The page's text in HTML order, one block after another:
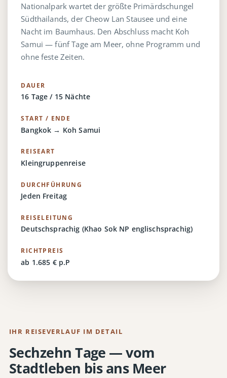
Nationalpark wartet der größte Primärdschungel
Südthailands, der Cheow Lan Stausee und eine
Nacht im Baumhaus. Den Abschluss macht Koh
Samui — fünf Tage am Meer, ohne Programm und
ohne feste Zeiten.
DAUER
16 Tage / 15 Nächte
START / ENDE
Bangkok → Koh Samui
REISEART
Kleingruppenreise
DURCHFÜHRUNG
Jeden Freitag
REISELEITUNG
Deutschsprachig (Khao Sok NP englischsprachig)
RICHTPREIS
ab 1.685 € p.P
IHR REISEVERLAUF IM DETAIL
Sechzehn Tage — vom
Stadtleben bis ans Meer